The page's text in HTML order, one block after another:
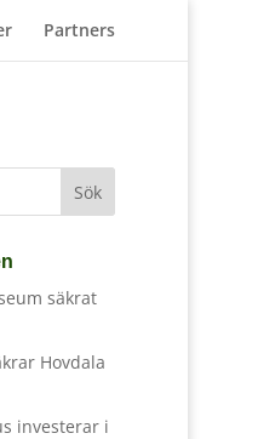
Partners
säkrat
Hovdala
investerar i